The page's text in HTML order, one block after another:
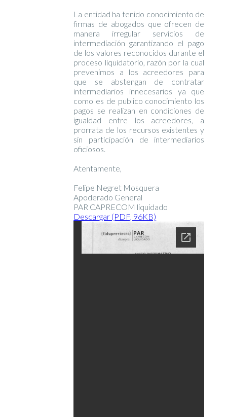
La entidad ha tenido conocimiento de
firmas de abogados que ofrecen de
manera irregular servicios de
intermediación garantizando el pago
de los valores reconocidos durante el
proceso liquidatorio, razón por la cual
prevenimos a los acreedores para
que se abstengan de contratar
intermediarios innecesarios ya que
como es de publico conocimiento los
pagos se realizan en condiciones de
igualdad entre los acreedores, a
prorrata de los recursos existentes y
sin participación de intermediarios
oficiosos.
Atentamente,
Felipe Negret Mosquera
Apoderado General
PAR CAPRECOM liquidado
Descargar (PDF, 96KB)